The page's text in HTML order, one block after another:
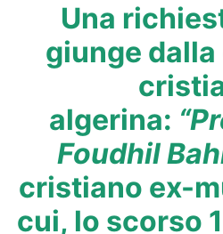
Una
giunge
algerina:
Foudhil
cristiano ex-
cui, lo scorso